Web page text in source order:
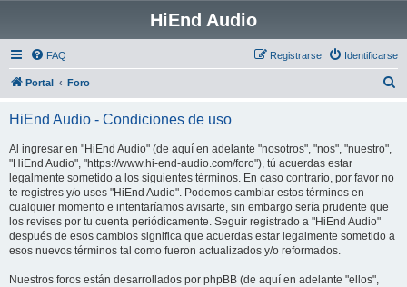
HiEnd Audio
FAQ Identificarse
Registrarse
Portal Foro
HiEnd Audio - Condiciones de uso
Al ingresar en "HiEnd Audio" (de aquí en adelante "nosotros", "nos", "nuestro",
"HiEnd Audio", "https://www.hi-end-audio.com/foro"), tú acuerdas estar
legalmente sometido a los siguientes términos. En caso contrario, por favor no
te registres y/o uses "HiEnd Audio". Podemos cambiar estos términos en
cualquier momento e intentaríamos avisarte, sin embargo sería prudente que
los revises por tu cuenta periódicamente. Seguir registrado a "HiEnd Audio"
después de esos cambios significa que acuerdas estar legalmente sometido a
esos nuevos términos tal como fueron actualizados y/o reformados.
Nuestros foros están desarrollados por phpBB (de aquí en adelante "ellos",